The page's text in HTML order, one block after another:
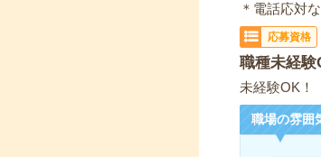
＊電話応対
応募資格
職種未経
未経験OK！
職場の雰囲